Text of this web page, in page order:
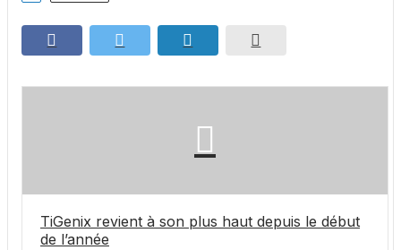
TiGenix revient à son plus haut depuis le début
de l’année